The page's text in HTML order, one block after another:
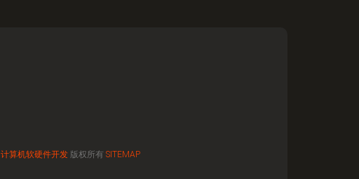
计算机软硬件开发 版权所有 SITEMAP